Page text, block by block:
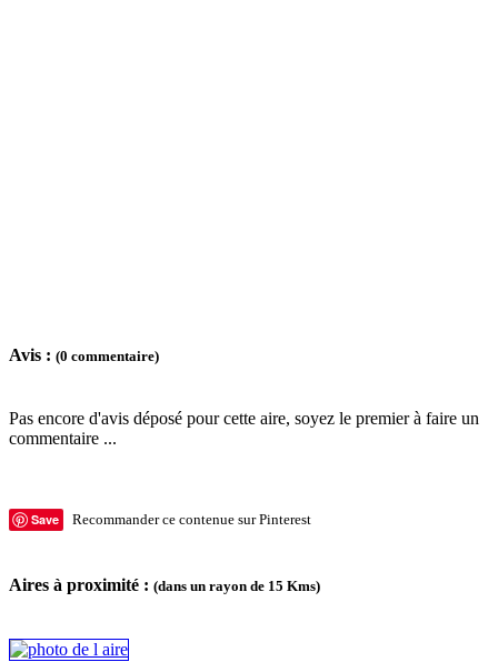
Avis : (0 commentaire)
Pas encore d'avis déposé pour cette aire, soyez le premier à faire un
commentaire ...
Save Recommander ce contenue sur Pinterest
Aires à proximité : (dans un rayon de 15 Kms)